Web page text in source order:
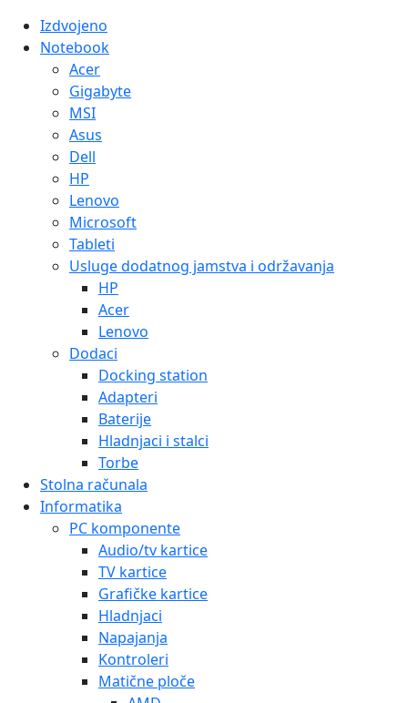
Izdvojeno
Notebook
Acer
Gigabyte
MSI
Asus
Dell
HP
Lenovo
Microsoft
Tableti
Usluge dodatnog jamstva i održavanja
HP
Acer
Lenovo
Dodaci
Docking station
Adapteri
Baterije
Hladnjaci i stalci
Torbe
Stolna računala
Informatika
PC komponente
Audio/tv kartice
TV kartice
Grafičke kartice
Hladnjaci
Napajanja
Kontroleri
Matične ploče